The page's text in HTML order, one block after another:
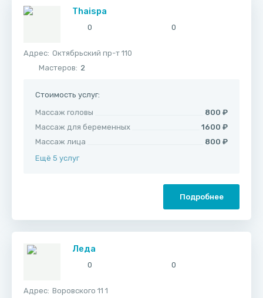
Thaispa
0 0
Адрес: Октябрьский пр-т 110
Мастеров: 2
Стоимость услуг:
Массаж головы
800 ₽
Массаж для беременных
1600 ₽
Массаж лица
800 ₽
Ещё 5 услуг
Подробнее
Леда
0 0
Адрес: ​Воровского 11 1